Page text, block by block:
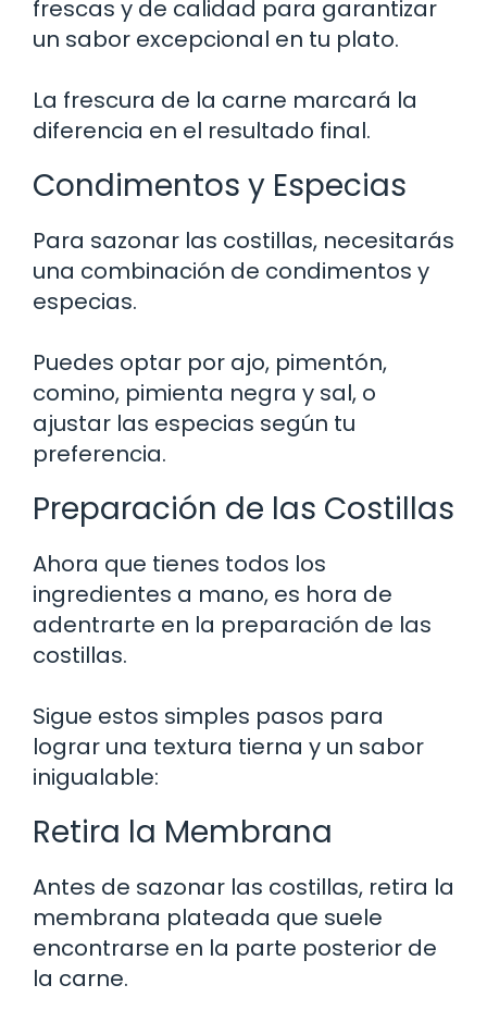
frescas y de calidad para garantizar
un sabor excepcional en tu plato.
La frescura de la carne marcará la
diferencia en el resultado final.
Condimentos y Especias
Para sazonar las costillas, necesitarás
una combinación de condimentos y
especias.
Puedes optar por ajo, pimentón,
comino, pimienta negra y sal, o
ajustar las especias según tu
preferencia.
Preparación de las Costillas
Ahora que tienes todos los
ingredientes a mano, es hora de
adentrarte en la preparación de las
costillas.
Sigue estos simples pasos para
lograr una textura tierna y un sabor
inigualable:
Retira la Membrana
Antes de sazonar las costillas, retira la
membrana plateada que suele
encontrarse en la parte posterior de
la carne.